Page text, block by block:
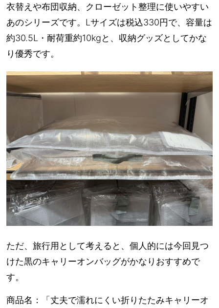
衣替えや布団収納、クローゼット整理に使いやすい
あのシリーズです。Lサイズは税込330円で、容量は
約30.5L・耐荷重約10kgと、収納グッズとしてかな
り優秀です。
ただ、旅行用として考えると、個人的には今回見つ
けた黒のキャリーオンバッグがかなりおすすめで
す。
商品名：
「丈夫で濡れにくい折りたたみキャリーオ